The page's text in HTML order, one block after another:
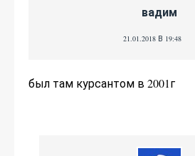
вадим
21.01.2018 В 19:48
был там курсантом в 2001г